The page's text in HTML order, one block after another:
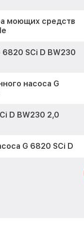
моющих средств
6820 SCi D BW230
насоса G
D BW230 2,0
G 6820 SCi D